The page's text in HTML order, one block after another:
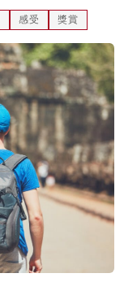
感受 獎賞